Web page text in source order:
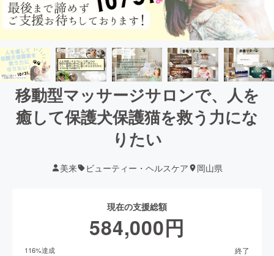
移動型マッサージサロンで、人を
癒して保護犬保護猫を救う力にな
りたい
美来 ビューティー・ヘルスケア 岡山県
現在の支援総額
584,000円
116%達成 終了